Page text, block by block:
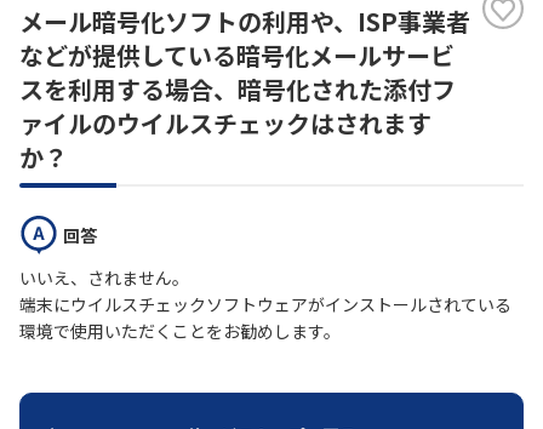
よくあるご質問
工事・故障情報
履歴・お気に入り
メール暗号化ソフトの利用や、ISP事業者
などが提供している暗号化メールサービ
スを利用する場合、暗号化された添付フ
ァイルのウイルスチェックはされます
か？
回答
いいえ、されません。
端末にウイルスチェックソフトウェアがインストールされている
環境で使用いただくことをお勧めします。